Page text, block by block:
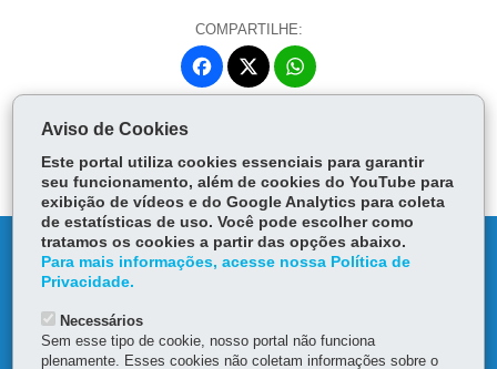
COMPARTILHE:
Fa
ce
er
ha
p
Voltar
DENUNCIE CORRUPÇÃO
TRANSPARÊNCIA INSTITUCIONAL
Aviso de Cookies
Este portal utiliza cookies essenciais para garantir
seu funcionamento, além de cookies do YouTube para
exibição de vídeos e do Google Analytics para coleta
de estatísticas de uso. Você pode escolher como
tratamos os cookies a partir das opções abaixo.
Para mais informações, acesse nossa Política de
Privacidade.
Necessários
Sem esse tipo de cookie, nosso portal não funciona
plenamente. Esses cookies não coletam informações sobre o